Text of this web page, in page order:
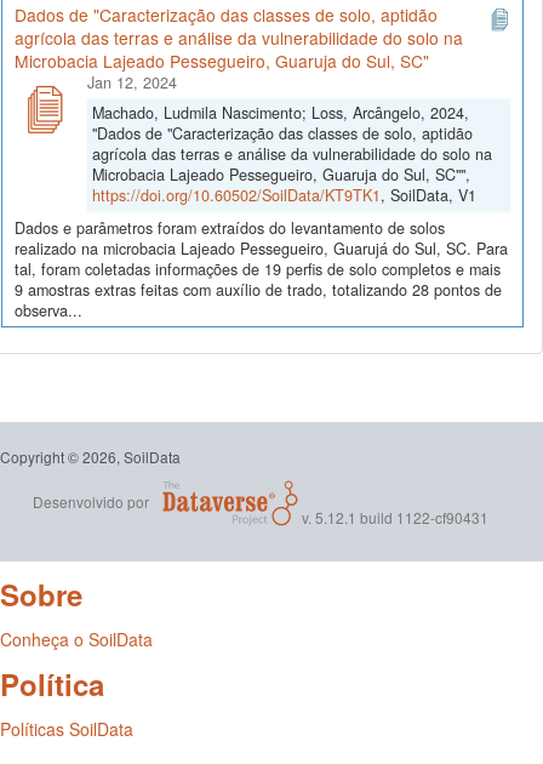
Dados de "Caracterização das classes de solo, aptidão
agrícola das terras e análise da vulnerabilidade do solo na
Microbacia Lajeado Pessegueiro, Guaruja do Sul, SC"
Jan 12, 2024
Machado, Ludmila Nascimento; Loss, Arcângelo, 2024,
"Dados de "Caracterização das classes de solo, aptidão
agrícola das terras e análise da vulnerabilidade do solo na
Microbacia Lajeado Pessegueiro, Guaruja do Sul, SC"",
https://doi.org/10.60502/SoilData/KT9TK1, SoilData, V1
Dados e parâmetros foram extraídos do levantamento de solos
realizado na microbacia Lajeado Pessegueiro, Guarujá do Sul, SC. Para
tal, foram coletadas informações de 19 perfis de solo completos e mais
9 amostras extras feitas com auxílio de trado, totalizando 28 pontos de
observa...
Copyright © 2026, SoilData
Desenvolvido por
v. 5.12.1 build 1122-cf90431
Sobre
Conheça o SoilData
Política
Políticas SoilData